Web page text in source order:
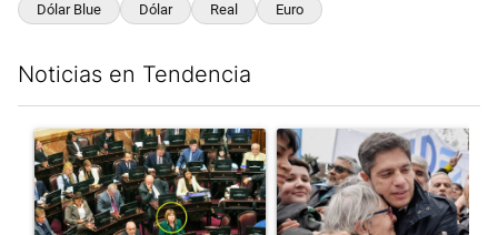
Dólar Blue Dólar Real Euro
Noticias en Tendencia
Un artículo de tendencia con el título "La Rosada busca
Un artículo de tendencia con